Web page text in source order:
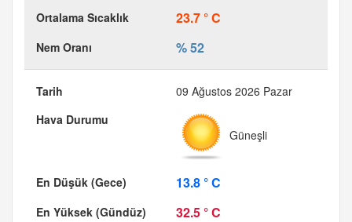
23.7 ° C
% 52
09 Ağustos 2026 Pazar
Güneşli
13.8 ° C
32.5 ° C